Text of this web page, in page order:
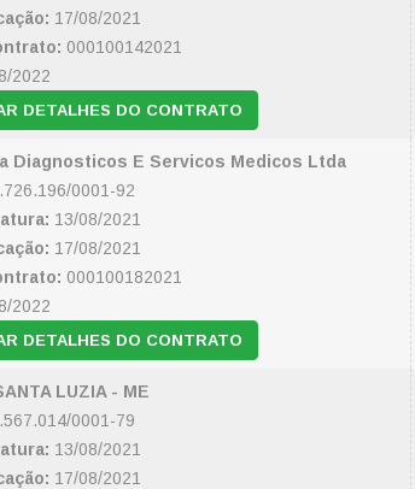
17/08/2021
000100142021
2022
DETALHES DO CONTRATO
Diagnosticos E Servicos Medicos Ltda
0001-92
13/08/2021
17/08/2021
000100182021
2022
DETALHES DO CONTRATO
LUZIA - ME
0001-79
13/08/2021
17/08/2021